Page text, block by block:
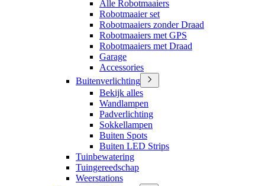
Alle Robotmaaiers
Robotmaaier set
Robotmaaiers zonder Draad
Robotmaaiers met GPS
Robotmaaiers met Draad
Garage
Accessories
Buitenverlichting
Bekijk alles
Wandlampen
Padverlichting
Sokkellampen
Buiten Spots
Buiten LED Strips
Tuinbewatering
Tuingereedschap
Weerstations